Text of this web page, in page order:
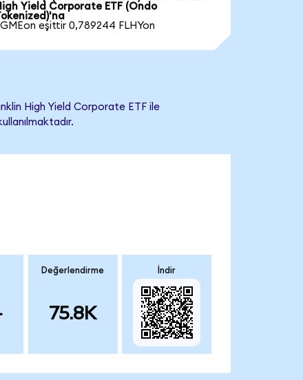
Yield Corporate ETF (Ondo
GMEon eşittir 0,789244 FLHYon
High Yield Corporate ETF ile
Değerlendirme
75.8K
İndir